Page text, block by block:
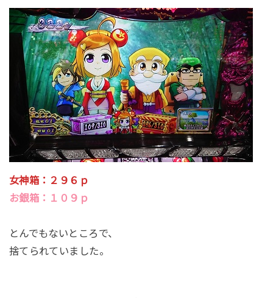
女神箱：２９６ｐ
お銀箱：１０９ｐ
とんでもないところで、
捨てられていました。